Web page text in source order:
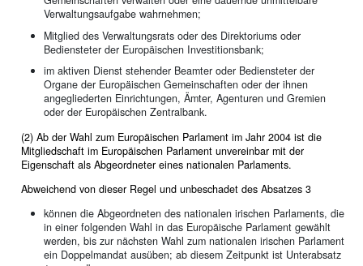
Verwaltungsaufgabe wahrnehmen;
Mitglied des Verwaltungsrats oder des Direktoriums oder
Bediensteter der Europäischen Investitionsbank;
im aktiven Dienst stehender Beamter oder Bediensteter der
Organe der Europäischen Gemeinschaften oder der ihnen
angegliederten Einrichtungen, Ämter, Agenturen und Gremien
oder der Europäischen Zentralbank.
(2) Ab der Wahl zum Europäischen Parlament im Jahr 2004 ist die
Mitgliedschaft im Europäischen Parlament unvereinbar mit der
Eigenschaft als Abgeordneter eines nationalen Parlaments.
Abweichend von dieser Regel und unbeschadet des Absatzes 3
können die Abgeordneten des nationalen irischen Parlaments, die
in einer folgenden Wahl in das Europäische Parlament gewählt
werden, bis zur nächsten Wahl zum nationalen irischen Parlament
ein Doppelmandat ausüben; ab diesem Zeitpunkt ist Unterabsatz